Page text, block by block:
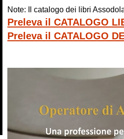
Note: Il catalogo dei libri
Preleva il CATALOGO
Preleva il CATALOGO